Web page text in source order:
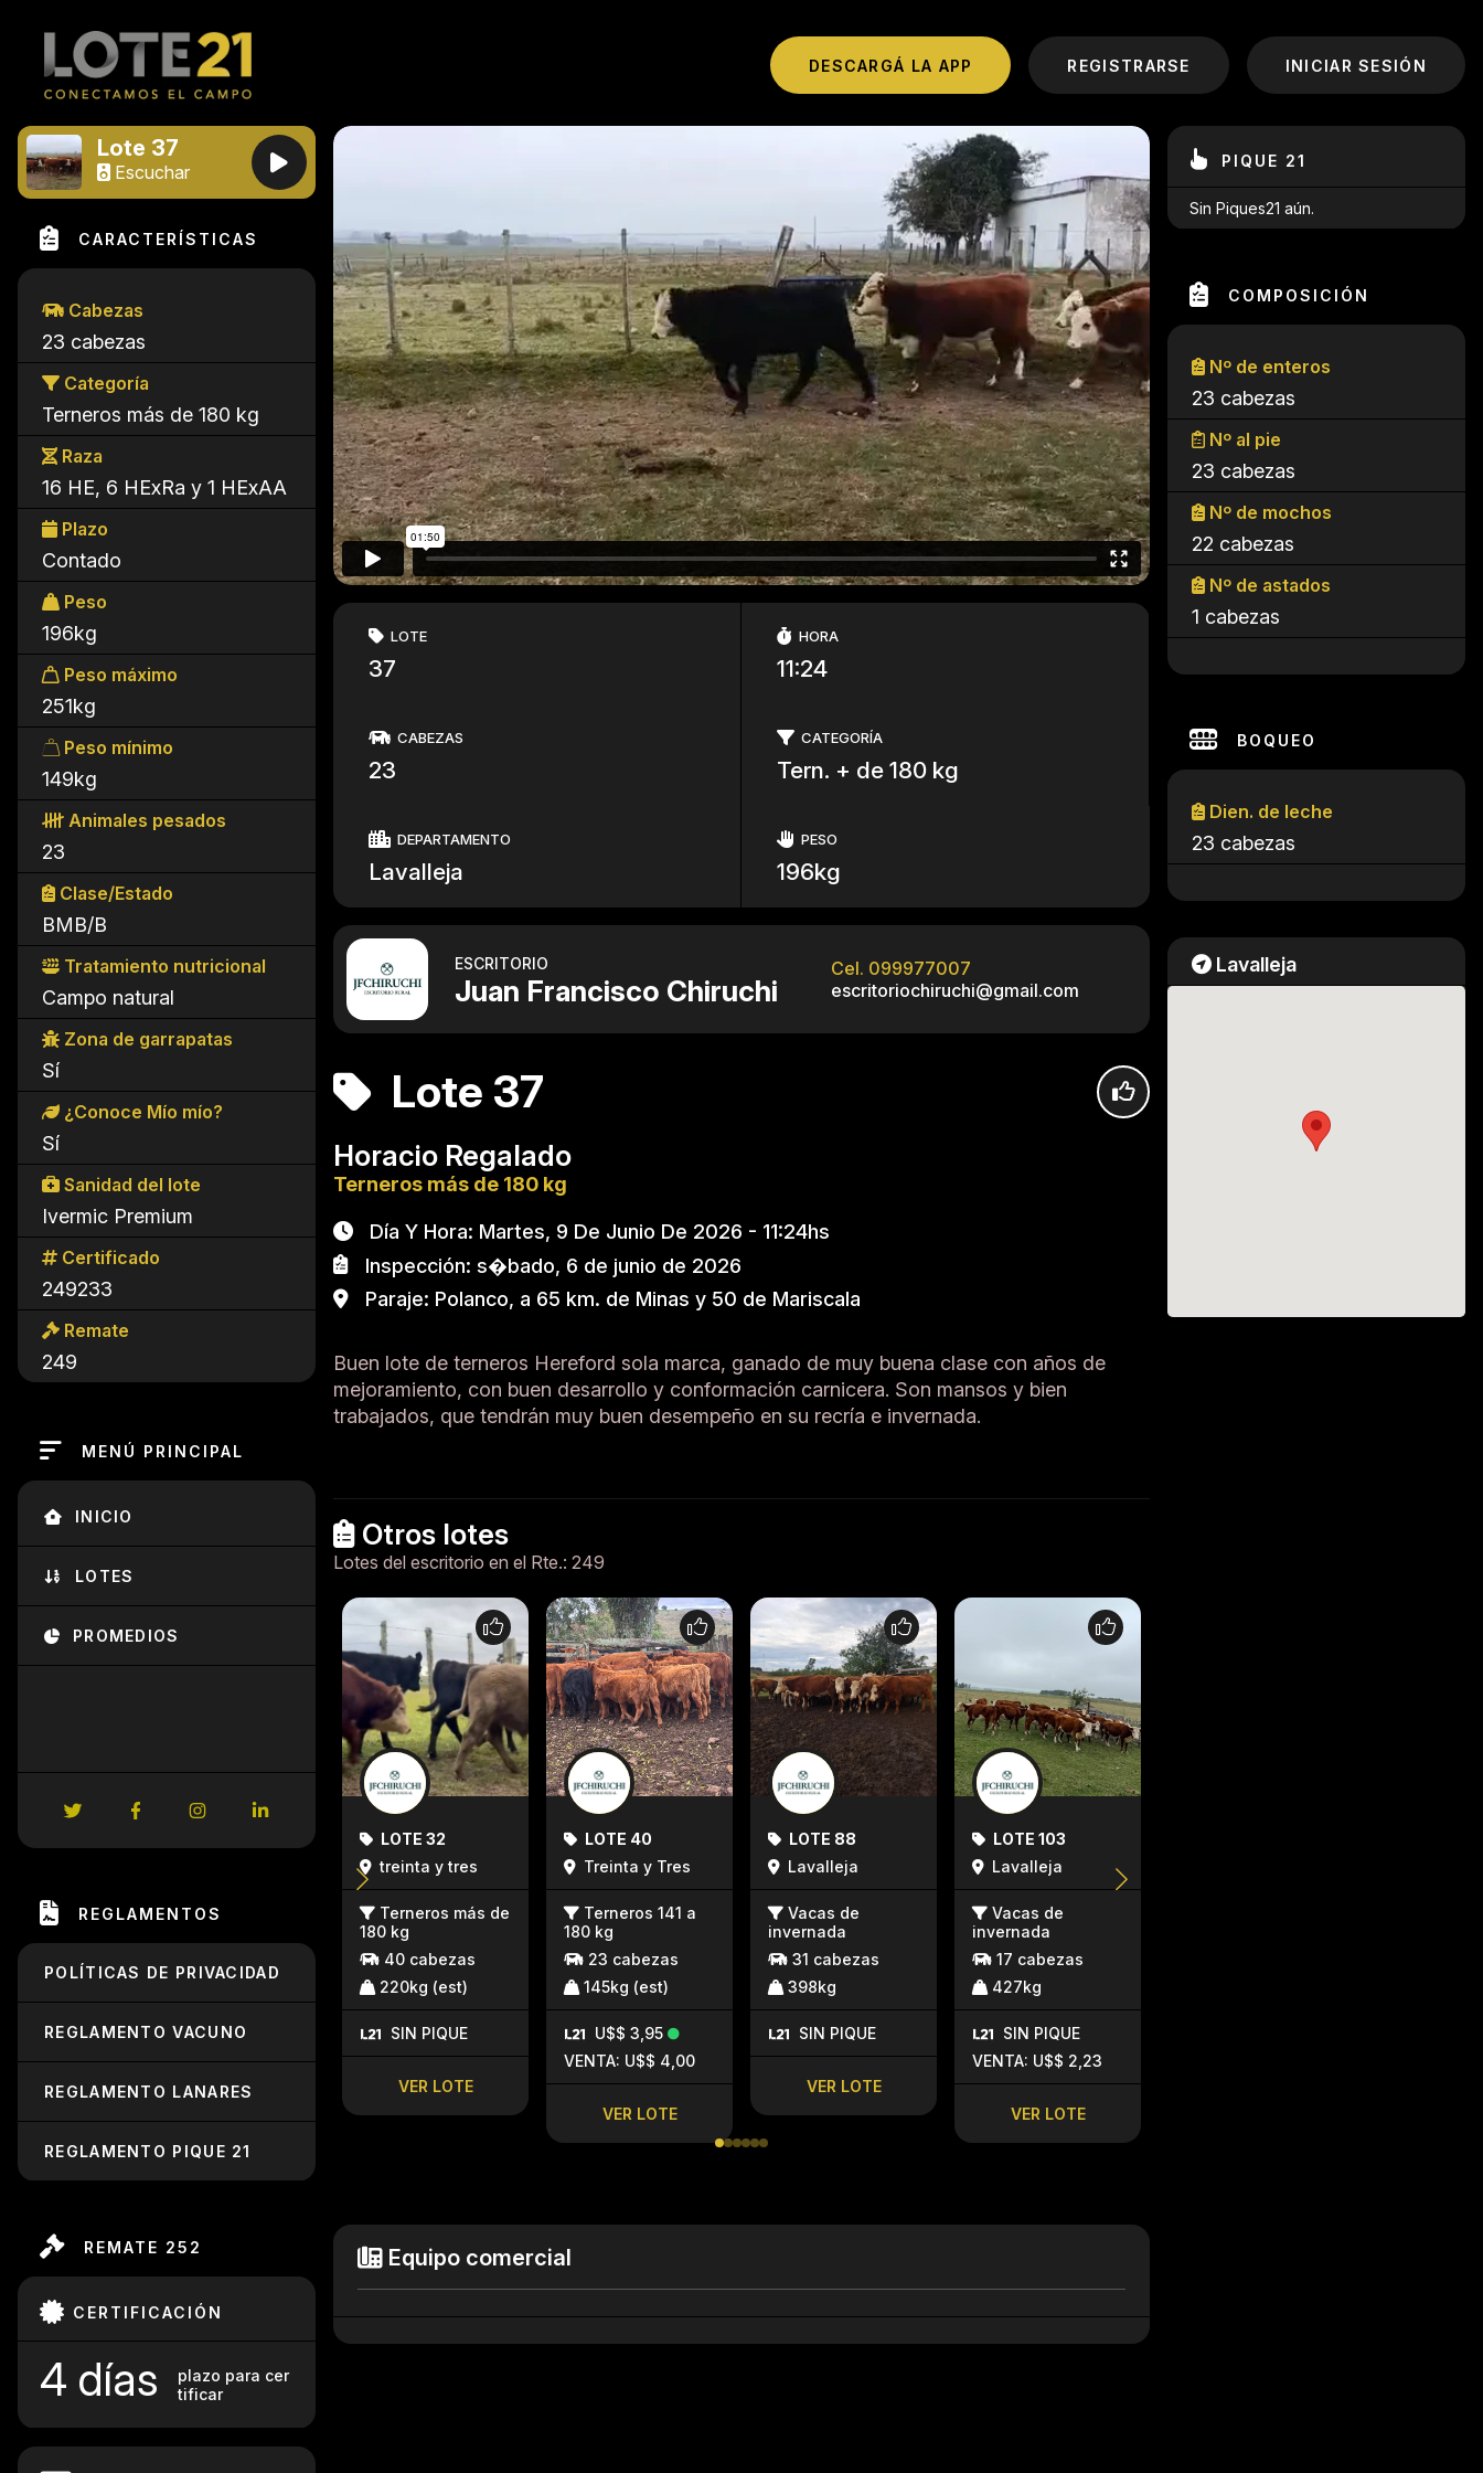
Lote 37
Escuchar
CARACTERÍSTICAS
Cabezas
23 cabezas
Categoría
Terneros más de 180 kg
Raza
16 HE, 6 HExRa y 1 HExAA
Plazo
Contado
Peso
196kg
Peso máximo
251kg
Peso mínimo
149kg
Animales pesados
23
Clase/Estado
BMB/B
Tratamiento nutricional
Campo natural
Zona de garrapatas
Sí
¿Conoce Mío mío?
Sí
Sanidad del lote
Ivermic Premium
Certificado
249233
Remate
249
MENÚ PRINCIPAL
INICIO
LOTES
PROMEDIOS
REGLAMENTOS
POLÍTICAS DE PRIVACIDAD
REGLAMENTO VACUNO
REGLAMENTO LANARES
REGLAMENTO PIQUE 21
REMATE 252
CERTIFICACIÓN
4 días
plazo para cer
tificar
DESCARGÁ LA APP REGISTRARSE INICIAR SESIÓN
PIQUE 21
Sin Piques21 aún.
COMPOSICIÓN
Nº de enteros
23 cabezas
Nº al pie
23 cabezas
Nº de mochos
22 cabezas
Nº de astados
1 cabezas
BOQUEO
Dien. de leche
23 cabezas
Lavalleja
LOTE
37
HORA
11:24
CABEZAS
23
CATEGORÍA
Tern. + de 180 kg
DEPARTAMENTO
Lavalleja
PESO
196kg
ESCRITORIO
Juan Francisco Chiruchi
Cel. 099977007
escritoriochiruchi@gmail.com
Lote 37
Horacio Regalado
Terneros más de 180 kg
Día Y Hora: Martes, 9 De Junio De 2026 - 11:24hs
Inspección: s�bado, 6 de junio de 2026
Paraje: Polanco, a 65 km. de Minas y 50 de Mariscala
Buen lote de terneros Hereford sola marca, ganado de muy buena clase con años de
mejoramiento, con buen desarrollo y conformación carnicera. Son mansos y bien
trabajados, que tendrán muy buen desempeño en su recría e invernada.
Otros lotes
Lotes del escritorio en el Rte.: 249
LOTE 32
treinta y tres
Terneros más de
180 kg
40 cabezas
220kg (est)
SIN PIQUE
VER LOTE
LOTE 40
Treinta y Tres
Terneros 141 a
180 kg
23 cabezas
145kg (est)
U$$ 3,95
VENTA: U$$ 4,00
VER LOTE
LOTE 88
Lavalleja
Vacas de
invernada
31 cabezas
398kg
SIN PIQUE
VER LOTE
LOTE 103
Lavalleja
Vacas de
invernada
17 cabezas
427kg
SIN PIQUE
VENTA: U$$ 2,23
VER LOTE
Equipo comercial